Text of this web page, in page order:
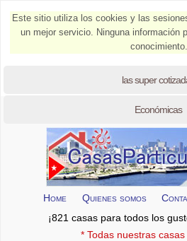
Este sitio utiliza los cookies y las
un mejor servicio. Ninguna información
conocimiento.
las super
Económicas
Home Quienes somos
¡821 casas para todos los
* Todas nuestras